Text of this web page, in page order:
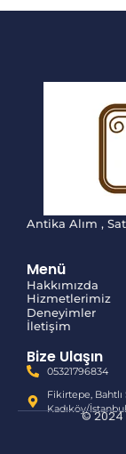
Antika Alım ,
Menü
Hakkımızda
Hizmetlerimiz
Deneyimler
İletişim
Bize Ulaşın
05321796834
Fikirtepe, Bahtlı
Kadıköy/İstanbul
© 2024